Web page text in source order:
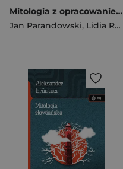
Mitologia z opracowaniem
Jan Parandowski, Lidia Rupik